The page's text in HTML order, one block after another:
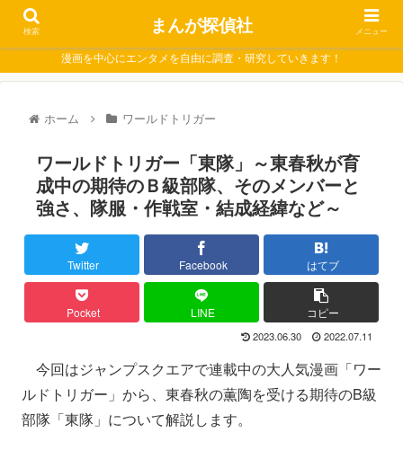
漫画を中心にエンタメを自由に調査・研究していきます！
ホーム ワールドトリガー
ワールドトリガー「東隊」～東春秋が育
成中の期待のＢ級部隊、そのメンバーと
強さ、隊服・作戦室・結成経緯など～
Twitter Facebook はてブ
Pocket LINE コピー
2023.06.30 2022.07.11
今回はジャンプスクエアで連載中の大人気漫画「ワー
ルドトリガー」から、東春秋の薫陶を受ける期待のB級
部隊「東隊」について解説します。
検索 まんが探偵社 メニュー